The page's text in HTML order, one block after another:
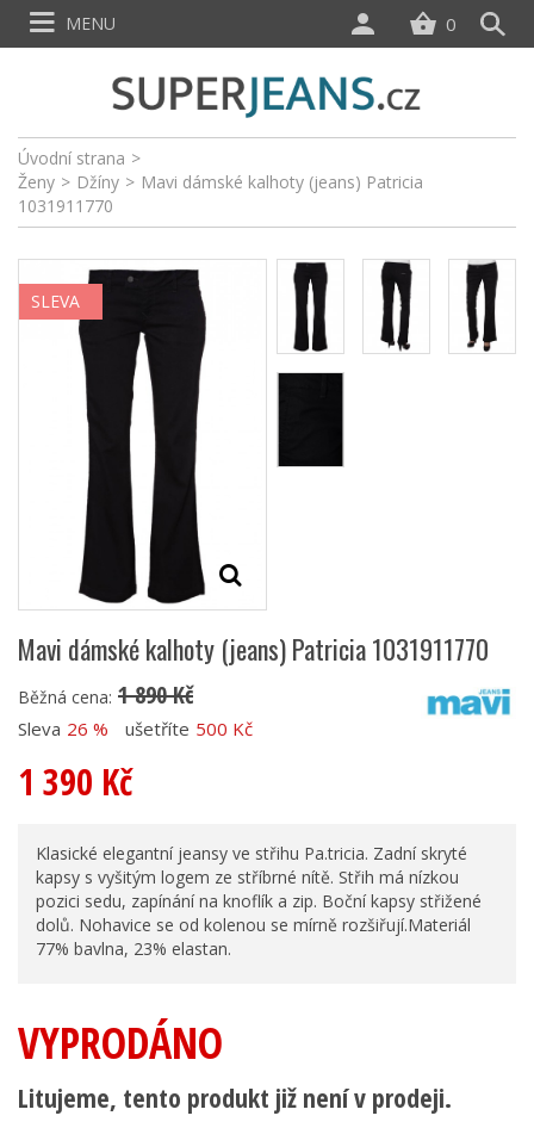
Úvodní strana >
Ženy > Džíny > Mavi dámské kalhoty (jeans) Patricia
1031911770
SLEVA
Mavi dámské kalhoty (jeans) Patricia 1031911770
Běžná cena: 1 890 Kč
Sleva 26 % ušetříte 500 Kč
1 390 Kč
Klasické elegantní jeansy ve střihu Pa.tricia. Zadní skryté
kapsy s vyšitým logem ze stříbrné nítě. Střih má nízkou
pozici sedu, zapínání na knoflík a zip. Boční kapsy střižené
dolů. Nohavice se od kolenou se mírně rozšiřují.Materiál
77% bavlna, 23% elastan.
VYPRODÁNO
Litujeme, tento produkt již není v prodeji.
0
MENU